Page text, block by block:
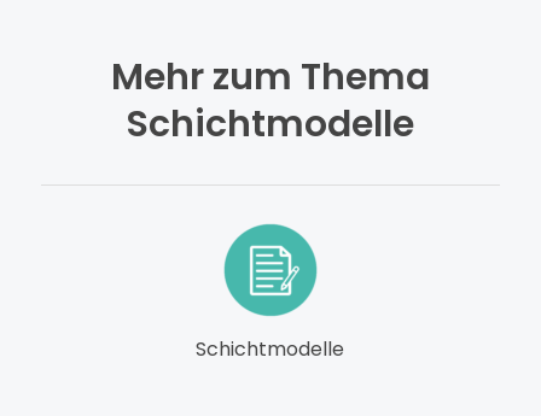
Mehr zum Thema
Schichtmodelle
Schichtmodelle